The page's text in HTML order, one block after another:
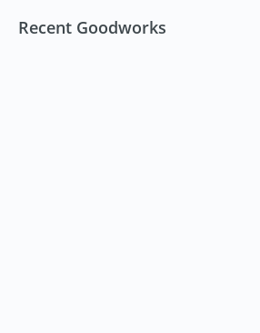
Recent Goodworks